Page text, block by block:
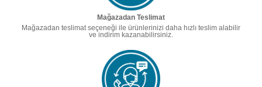
Mağazadan Teslimat
Mağazadan teslimat seçeneği ile ürünlerinizi daha hızlı teslim alabilir
ve indirim kazanabilirsiniz.